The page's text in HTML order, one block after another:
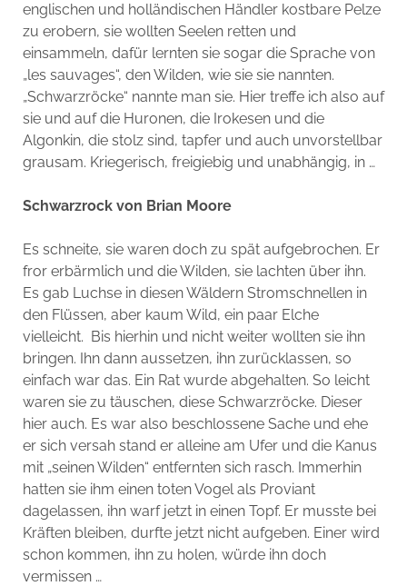
englischen und holländischen Händler kostbare Pelze
zu erobern, sie wollten Seelen retten und
einsammeln, dafür lernten sie sogar die Sprache von
„les sauvages“, den Wilden, wie sie sie nannten.
„Schwarzröcke“ nannte man sie. Hier treffe ich also auf
sie und auf die Huronen, die Irokesen und die
Algonkin, die stolz sind, tapfer und auch unvorstellbar
grausam. Kriegerisch, freigiebig und unabhängig, in …
Schwarzrock von Brian Moore
Es schneite, sie waren doch zu spät aufgebrochen. Er
fror erbärmlich und die Wilden, sie lachten über ihn.
Es gab Luchse in diesen Wäldern Stromschnellen in
den Flüssen, aber kaum Wild, ein paar Elche
vielleicht. Bis hierhin und nicht weiter wollten sie ihn
bringen. Ihn dann aussetzen, ihn zurücklassen, so
einfach war das. Ein Rat wurde abgehalten. So leicht
waren sie zu täuschen, diese Schwarzröcke. Dieser
hier auch. Es war also beschlossene Sache und ehe
er sich versah stand er alleine am Ufer und die Kanus
mit „seinen Wilden“ entfernten sich rasch. Immerhin
hatten sie ihm einen toten Vogel als Proviant
dagelassen, ihn warf jetzt in einen Topf. Er musste bei
Kräften bleiben, durfte jetzt nicht aufgeben. Einer wird
schon kommen, ihn zu holen, würde ihn doch
vermissen …